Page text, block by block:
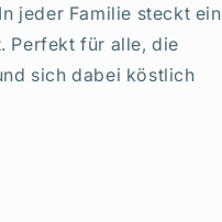
jeder Familie steckt ein
Perfekt für alle, die
sich dabei köstlich